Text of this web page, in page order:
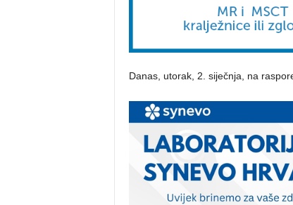
Danas, utorak, 2. siječnja, na